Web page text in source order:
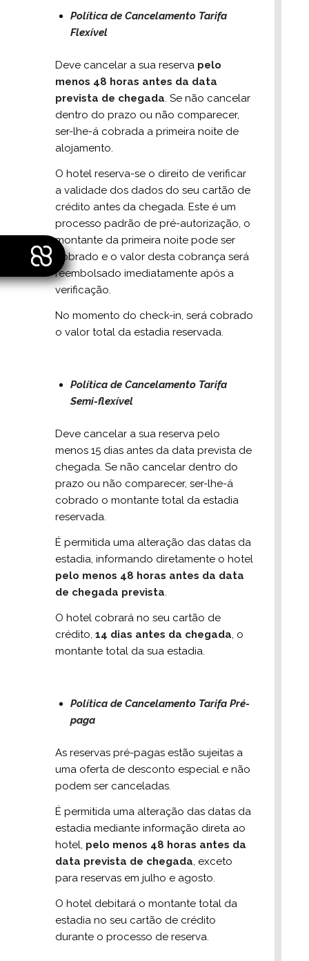
Política de Cancelamento Tarifa
Flexível
Deve cancelar a sua reserva pelo
menos 48 horas antes da data
prevista de chegada. Se não cancelar
dentro do prazo ou não comparecer,
ser-lhe-á cobrada a primeira noite de
alojamento.
O hotel reserva-se o direito de verificar
a validade dos dados do seu cartão de
crédito antes da chegada. Este é um
processo padrão de pré-autorização, o
montante da primeira noite pode ser
cobrado e o valor desta cobrança será
reembolsado imediatamente após a
verificação.
No momento do check-in, será cobrado
o valor total da estadia reservada.
Política de Cancelamento Tarifa
Semi-flexível
Deve cancelar a sua reserva pelo
menos 15 dias antes da data prevista de
chegada. Se não cancelar dentro do
prazo ou não comparecer, ser-lhe-á
cobrado o montante total da estadia
reservada.
É permitida uma alteração das datas da
estadia, informando diretamente o hotel
pelo menos 48 horas antes da data
de chegada prevista.
O hotel cobrará no seu cartão de
crédito, 14 dias antes da chegada, o
montante total da sua estadia.
Política de Cancelamento Tarifa Pré-
paga
As reservas pré-pagas estão sujeitas a
uma oferta de desconto especial e não
podem ser canceladas.
É permitida uma alteração das datas da
estadia mediante informação direta ao
hotel, pelo menos 48 horas antes da
data prevista de chegada, exceto
para reservas em julho e agosto.
O hotel debitará o montante total da
estadia no seu cartão de crédito
durante o processo de reserva.